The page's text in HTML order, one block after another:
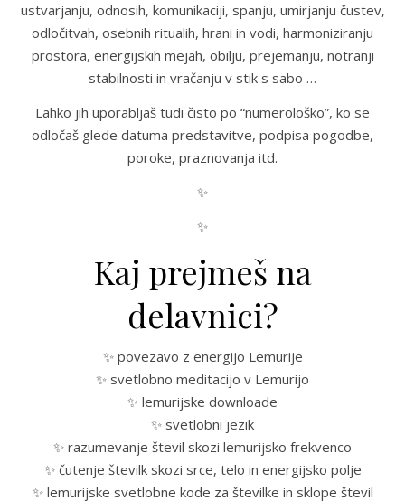
ustvarjanju, odnosih, komunikaciji, spanju, umirjanju čustev,
odločitvah, osebnih ritualih, hrani in vodi, harmoniziranju
prostora, energijskih mejah, obilju, prejemanju, notranji
stabilnosti in vračanju v stik s sabo …
Lahko jih uporabljaš tudi čisto po “numerološko”, ko se
odločaš glede datuma predstavitve, podpisa pogodbe,
poroke, praznovanja itd.
✨
✨
Kaj prejmeš na
delavnici?
✨ povezavo z energijo Lemurije
✨ svetlobno meditacijo v Lemurijo
✨ lemurijske downloade
✨ svetlobni jezik
✨ razumevanje števil skozi lemurijsko frekvenco
✨ čutenje številk skozi srce, telo in energijsko polje
✨ lemurijske svetlobne kode za številke in sklope števil